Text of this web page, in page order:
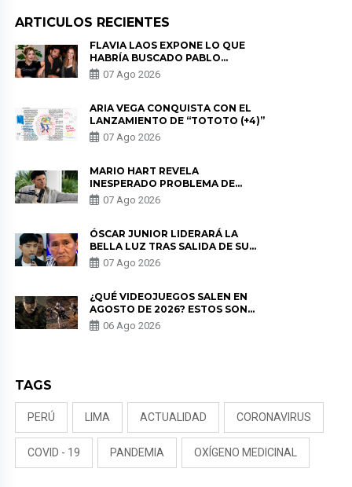
ARTICULOS RECIENTES
FLAVIA LAOS EXPONE LO QUE
HABRÍA BUSCADO PABLO
HEREDIA CON ALE FULLER: “UNA
DE LAS PARTES QUERÍA EL
07 Ago 2026
ARIA VEGA CONQUISTA CON EL
LANZAMIENTO DE “TOTOTO (+4)”
07 Ago 2026
MARIO HART REVELA
INESPERADO PROBLEMA DE
SALUD ANTES DE SEPARARSE DE
KORINA: “ME ENCONTRARON UN
07 Ago 2026
ÓSCAR JUNIOR LIDERARÁ LA
BELLA LUZ TRAS SALIDA DE SU
PADRE POR POLÉMICA CON
NALDY SALDAÑA
07 Ago 2026
¿QUÉ VIDEOJUEGOS SALEN EN
AGOSTO DE 2026? ESTOS SON
LOS ESTRENOS MÁS ESPERADOS
06 Ago 2026
TAGS
PERÚ LIMA ACTUALIDAD CORONAVIRUS
COVID - 19 PANDEMIA OXÍGENO MEDICINAL